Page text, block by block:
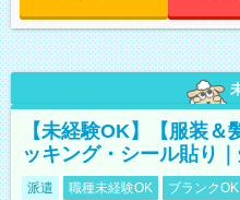
【未経験OK】【服装
ッキング・シール貼り
派遣 職種未経験OK ブランクOK